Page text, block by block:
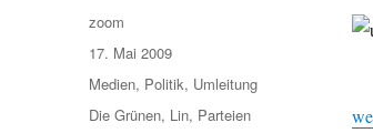
Autor
zoom
Veröffentlicht
am
17. Mai 2009
Kategorien
Medien, Politik, Umleitung
Schlagwörter
Die Grünen, Lin, Parteien